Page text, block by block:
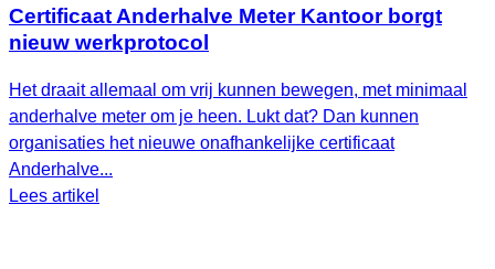
Certificaat Anderhalve Meter Kantoor borgt
nieuw werkprotocol
Het draait allemaal om vrij kunnen bewegen, met minimaal
anderhalve meter om je heen. Lukt dat? Dan kunnen
organisaties het nieuwe onafhankelijke certificaat
Anderhalve...
Lees artikel